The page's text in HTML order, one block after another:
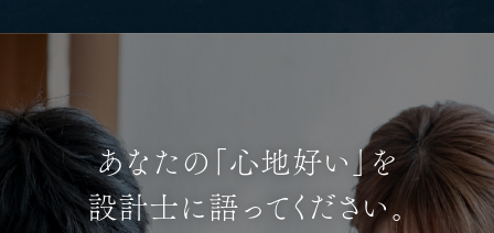
あなたの「心地好い」を
設計士に語ってください。